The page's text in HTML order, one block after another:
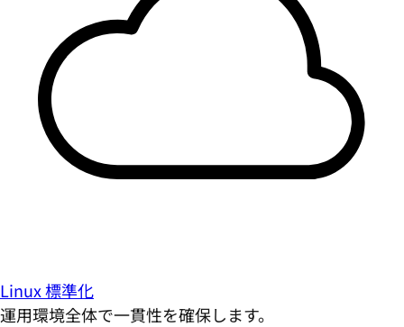
Linux 標準化
運用環境全体で一貫性を確保します。